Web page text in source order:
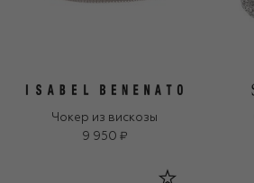
Чокер из вискозы
9 950 ₽